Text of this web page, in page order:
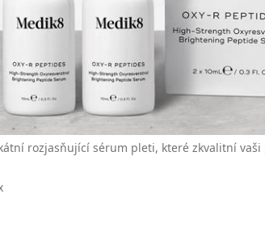
rozjasňující sérum pleti, které zkvalitní